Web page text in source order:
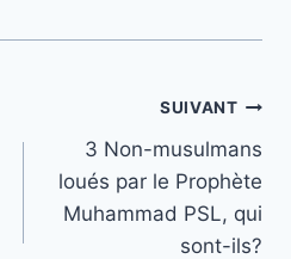
SUIVANT
3 Non-musulmans
loués par le Prophète
Muhammad PSL, qui
sont-ils?